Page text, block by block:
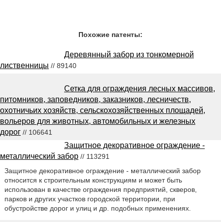
Похожие патенты:
Деревянный забор из тонкомерной
лиственницы // 89140
Сетка для ограждения лесных массивов,
питомников, заповедников, заказников, лесничеств,
охотничьих хозяйств, сельскохозяйственных площадей,
вольеров для животных, автомобильных и железных
дорог // 106641
Защитное декоративное ограждение -
металлический забор // 113291
Защитное декоративное ограждение - металлический забор
относится к строительным конструкциям и может быть
использован в качестве ограждения предприятий, скверов,
парков и других участков городской территории, при
обустройстве дорог и улиц и др. подобных применениях.